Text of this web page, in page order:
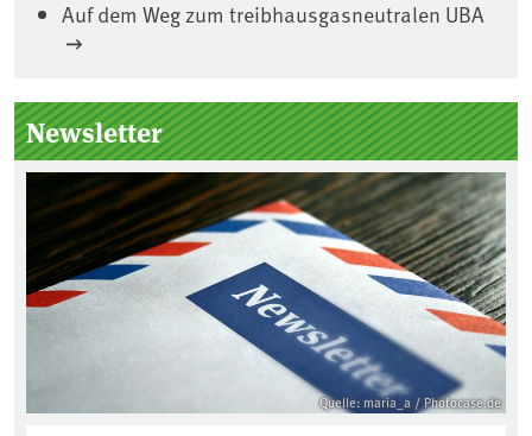
Auf dem Weg zum treibhausgasneutralen UBA
Seitenleiste
Newsletter
Quelle: maria_a / Photocase.de